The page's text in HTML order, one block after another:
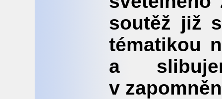
soutěž již
tématikou
a
v